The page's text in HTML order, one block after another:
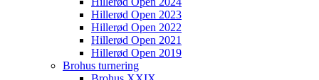
Hillerød Open 2023
Hillerød Open 2022
Hillerød Open 2021
Hillerød Open 2019
Brohus turnering